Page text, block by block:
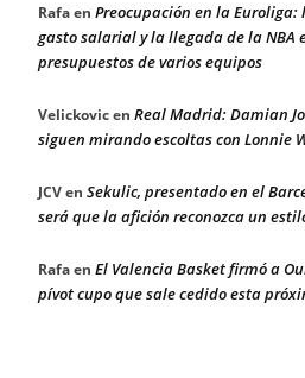
Rafaen Preocupación en la
gasto salarial y la llegada de la NBA
presupuestos de varios equipos
Velickovicen Real Madrid: Damian
siguen mirando escoltas con Lonnie
JCVen Sekulic, presentado en el
será que la afición reconozca un
Rafaen El Valencia Basket firmó a
pívot cupo que sale cedido esta